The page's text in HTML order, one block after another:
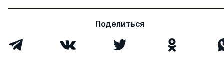
Поделиться